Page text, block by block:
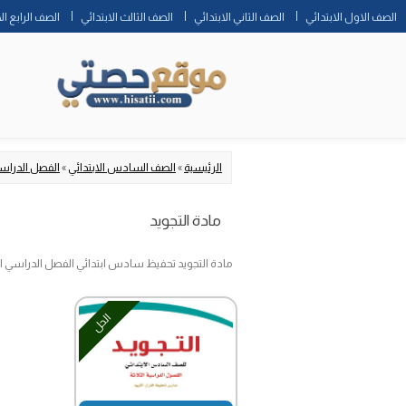
الصف الاول الابتدائي الصف الثاني الابتدائي الصف الثالث الابتدائي الصف الرابع
الرئيسية » الصف السادس الابتدائي » الفصل
مادة التجويد
مادة التجويد تحفيظ سادس ابتدائي الفصل الدراسي
الحل